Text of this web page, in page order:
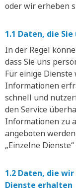
oder wir erheben
1.1 Daten, die
In der Regel
dass Sie uns
Für einige
Informationen
schnell und
den Service
Informationen zu
angeboten
„Einzelne
1.2 Daten, die
Dienste erhalten